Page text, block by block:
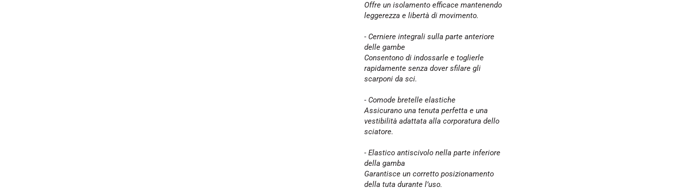
Offre un isolamento efficace mantenendo
leggerezza e libertà di movimento.
- Cerniere integrali sulla parte anteriore
delle gambe
Consentono di indossarle e toglierle
rapidamente senza dover sfilare gli
scarponi da sci.
- Comode bretelle elastiche
Assicurano una tenuta perfetta e una
vestibilità adattata alla corporatura dello
sciatore.
- Elastico antiscivolo nella parte inferiore
della gamba
Garantisce un corretto posizionamento
della tuta durante l’uso.